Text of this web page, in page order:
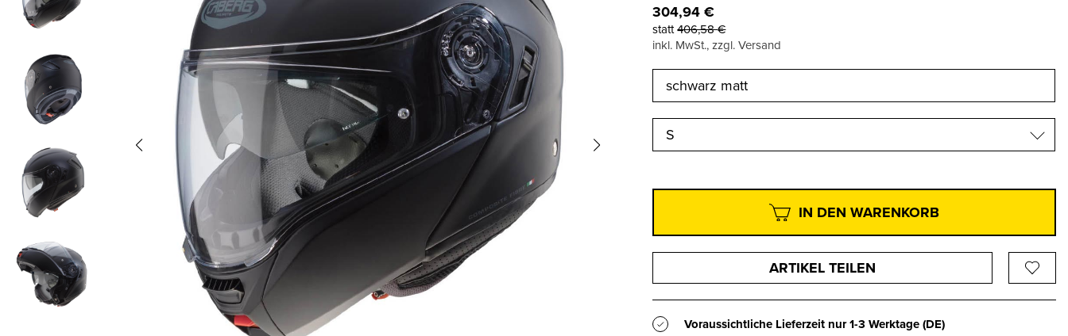
304,94€
statt406,58€
inkl. MwSt., zzgl. Versand
S
IN DEN WARENKORB
ARTIKEL TEILEN
Voraussichtliche Lieferzeit nur1-3 Werktage(DE)